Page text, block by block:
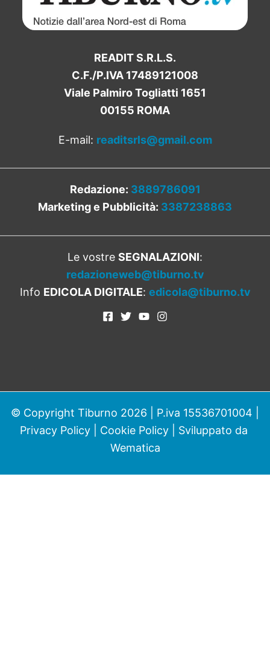
READIT S.R.L.S.
C.F./P.IVA 17489121008
Viale Palmiro Togliatti 1651
00155 ROMA
E-mail: readitsrls@gmail.com
Redazione: 3889786091
Marketing e Pubblicità: 3387238863
Le vostre SEGNALAZIONI:
redazioneweb@tiburno.tv
Info EDICOLA DIGITALE: edicola@tiburno.tv
© Copyright Tiburno 2026 | P.iva 15536701004 |
Privacy Policy| Cookie Policy| Sviluppato da
Wematica